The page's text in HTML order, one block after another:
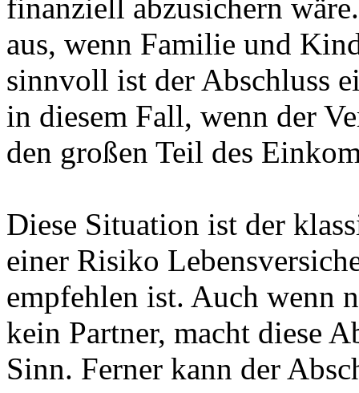
finanziell abzusichern
aus, wenn Familie und
sinnvoll ist der Abschluss
in diesem Fall, wenn der
den großen Teil des
Diese Situation ist der
einer Risiko
empfehlen ist. Auch wenn
kein Partner, macht diese
Sinn. Ferner kann der